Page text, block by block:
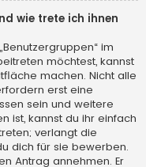
wie trete ich ihnen
im
möchtest, kannst
machen. Nicht alle
erst eine
sein und weitere
ist, kannst du ihr einfach
verlangt die
dich für sie bewerben.
Antrag annehmen. Er